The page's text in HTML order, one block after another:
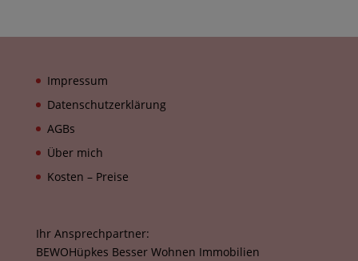
Impressum
Datenschutzerklärung
AGBs
Über mich
Kosten – Preise
Ihr Ansprechpartner:
BEWOHüpkes Besser Wohnen Immobilien